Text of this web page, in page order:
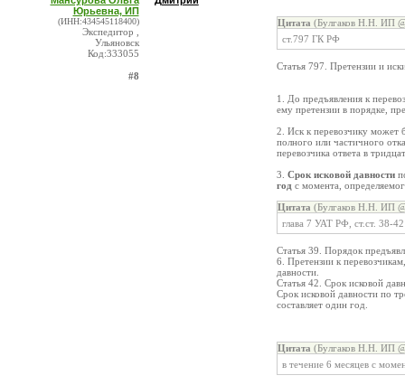
Юрьевна, ИП
(ИНН:434545118400)
Экспедитор ,
Ульяновск
Код:333055
#8
Цитата (Булгаков Н.Н. ИП
ст.797 ГК РФ
Статья 797. Претензии и
1. До предъявления к
ему претензии в порядке,
2. Иск к перевозчику может
полного или частичного
перевозчика ответа в
3. Срок исковой давности
год с момента,
Цитата (Булгаков Н.Н. ИП
глава 7 УАТ РФ, ст.ст. 38-42
Статья 39. Порядок
6. Претензии к
давности.
Статья 42. Срок исковой
Срок исковой давности по
составляет один год.
Цитата (Булгаков Н.Н. ИП
в течение 6 месяцев с